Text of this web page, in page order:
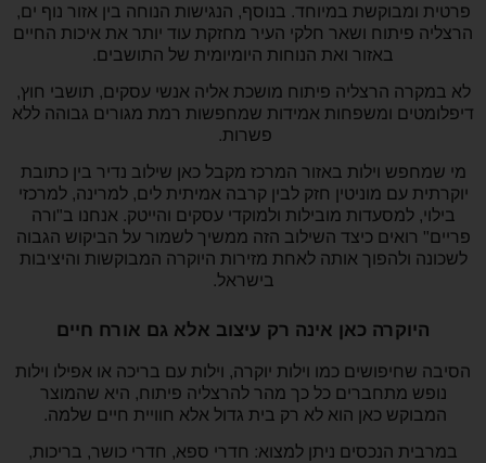
פרטית ומבוקשת במיוחד. בנוסף, הנגישות הנוחה בין אזור נוף ים,
הרצליה פיתוח ושאר חלקי העיר מחזקת עוד יותר את איכות החיים
באזור ואת הנוחות היומיומית של התושבים.
לא במקרה הרצליה פיתוח מושכת אליה אנשי עסקים, תושבי חוץ,
דיפלומטים ומשפחות אמידות שמחפשות רמת מגורים גבוהה ללא
פשרות.
מי שמחפש וילות באזור המרכז מקבל כאן שילוב נדיר בין כתובת
יוקרתית עם מוניטין חזק לבין קרבה אמיתית לים, למרינה, למרכזי
בילוי, למסעדות מובילות ולמוקדי עסקים והייטק. אנחנו ב"ורה
פריים" רואים כיצד השילוב הזה ממשיך לשמור על הביקוש הגבוה
לשכונה ולהפוך אותה לאחת מזירות היוקרה המבוקשות והיציבות
בישראל.
היוקרה כאן אינה רק עיצוב אלא גם אורח חיים
הסיבה שחיפושים כמו וילות יוקרה, וילות עם בריכה או אפילו וילות
נופש מתחברים כל כך מהר להרצליה פיתוח, היא שהמוצר
המבוקש כאן הוא לא רק בית גדול אלא חוויית חיים שלמה.
במרבית הנכסים ניתן למצוא: חדרי ספא, חדרי כושר, בריכות,